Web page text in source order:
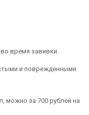
время завивки.
и поврежденными
можно за 700 рублей на